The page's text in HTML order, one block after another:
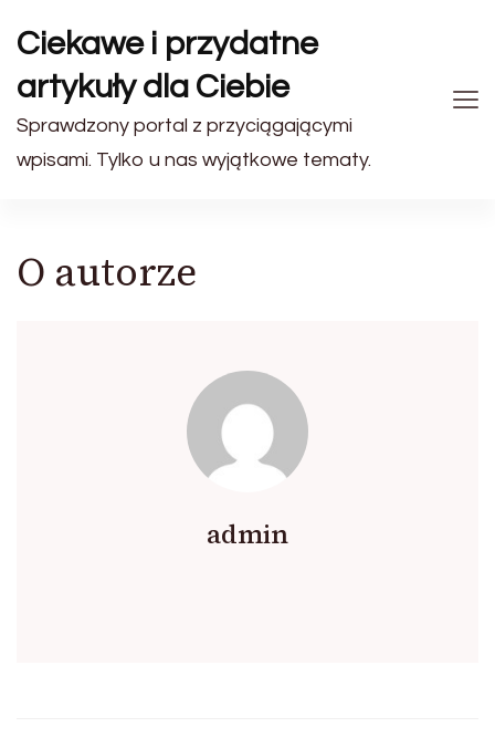
Ciekawe i przydatne
artykuły dla Ciebie
Sprawdzony portal z przyciągającymi
wpisami. Tylko u nas wyjątkowe tematy.
O autorze
admin